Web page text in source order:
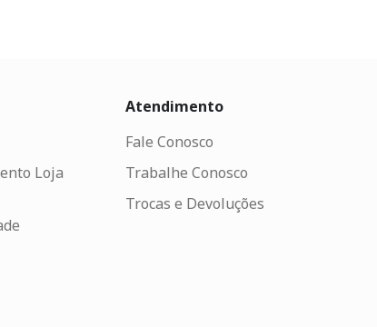
Loja
Atendimento
Fale Conosco
Trabalhe Conosco
Trocas e Devoluções